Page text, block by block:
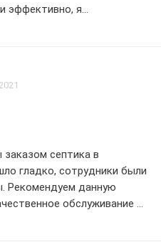
эффективно, я
септика в
гладко, сотрудники были
Рекомендуем данную
обслуживание и